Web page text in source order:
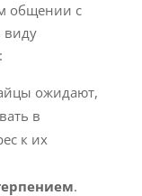
общении с
виду
ожидают,
в
к их
.